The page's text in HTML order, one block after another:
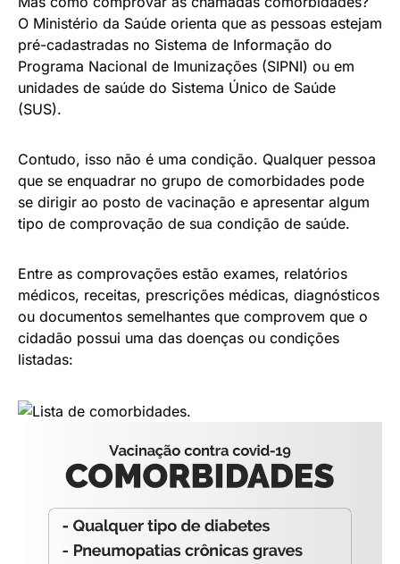
O Ministério da Saúde orienta que as pessoas estejam
pré-cadastradas no Sistema de Informação do
Programa Nacional de Imunizações (SIPNI) ou em
unidades de saúde do Sistema Único de Saúde
(SUS).
Contudo, isso não é uma condição. Qualquer pessoa
que se enquadrar no grupo de comorbidades pode
se dirigir ao posto de vacinação e apresentar algum
tipo de comprovação de sua condição de saúde.
Entre as comprovações estão exames, relatórios
médicos, receitas, prescrições médicas, diagnósticos
ou documentos semelhantes que comprovem que o
cidadão possui uma das doenças ou condições
listadas: